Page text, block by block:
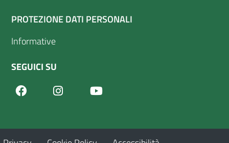
PROTEZIONE DATI PERSONALI
Informative
SEGUICI SU
FacebookInstagram